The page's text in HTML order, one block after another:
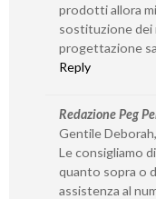
prodotti allora
sostituzione dei
progettazione
Reply
Redazione Peg
Gentile
Le consigliamo
quanto sopra o
assistenza al